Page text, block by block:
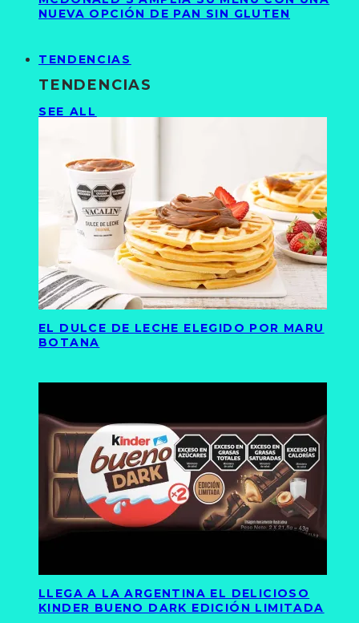
NUEVA OPCIÓN DE PAN SIN GLUTEN
TENDENCIAS
TENDENCIAS
SEE ALL
EL DULCE DE LECHE ELEGIDO POR MARU
BOTANA
LLEGA A LA ARGENTINA EL DELICIOSO
KINDER BUENO DARK EDICIÓN LIMITADA